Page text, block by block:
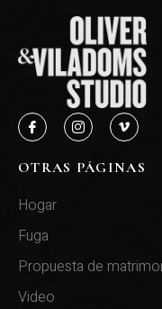
OTRAS PÁGINAS
Hogar
Fuga
Propuesta de
Video